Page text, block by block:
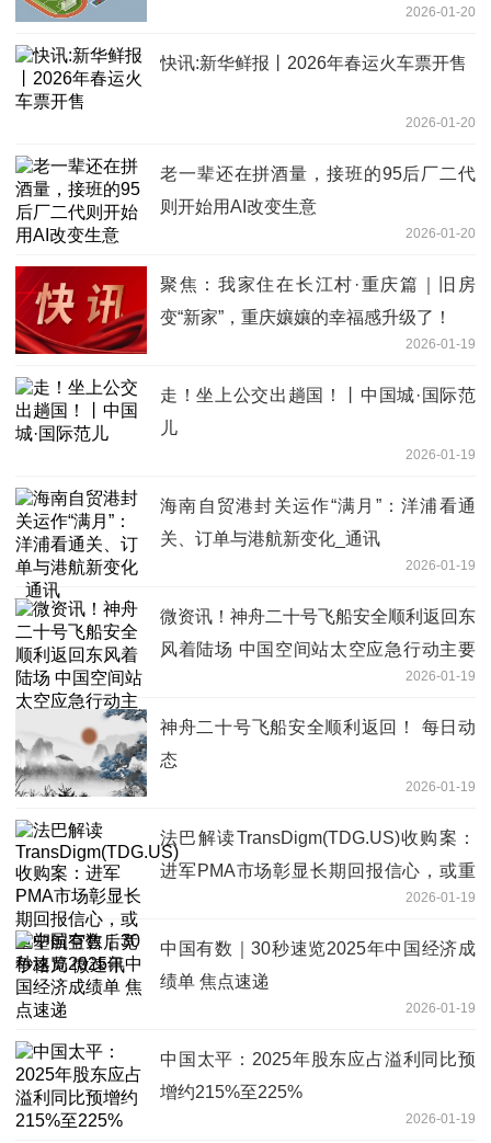
2026-01-20
快讯:新华鲜报丨2026年春运火车票开售
2026-01-20
老一辈还在拼酒量，接班的95后厂二代
则开始用AI改变生意
2026-01-20
聚焦：我家住在长江村·重庆篇｜旧房
变“新家”，重庆孃孃的幸福感升级了！
2026-01-19
走！坐上公交出趟国！丨中国城·国际范
儿
2026-01-19
海南自贸港封关运作“满月”：洋浦看通
关、订单与港航新变化_通讯
2026-01-19
微资讯！神舟二十号飞船安全顺利返回东
风着陆场 中国空间站太空应急行动主要
2026-01-19
神舟二十号飞船安全顺利返回！ 每日动
态
2026-01-19
法巴解读TransDigm(TDG.US)收购案：
进军PMA市场彰显长期回报信心，或重
2026-01-19
中国有数｜30秒速览2025年中国经济成
绩单 焦点速递
2026-01-19
中国太平：2025年股东应占溢利同比预
增约215%至225%
2026-01-19